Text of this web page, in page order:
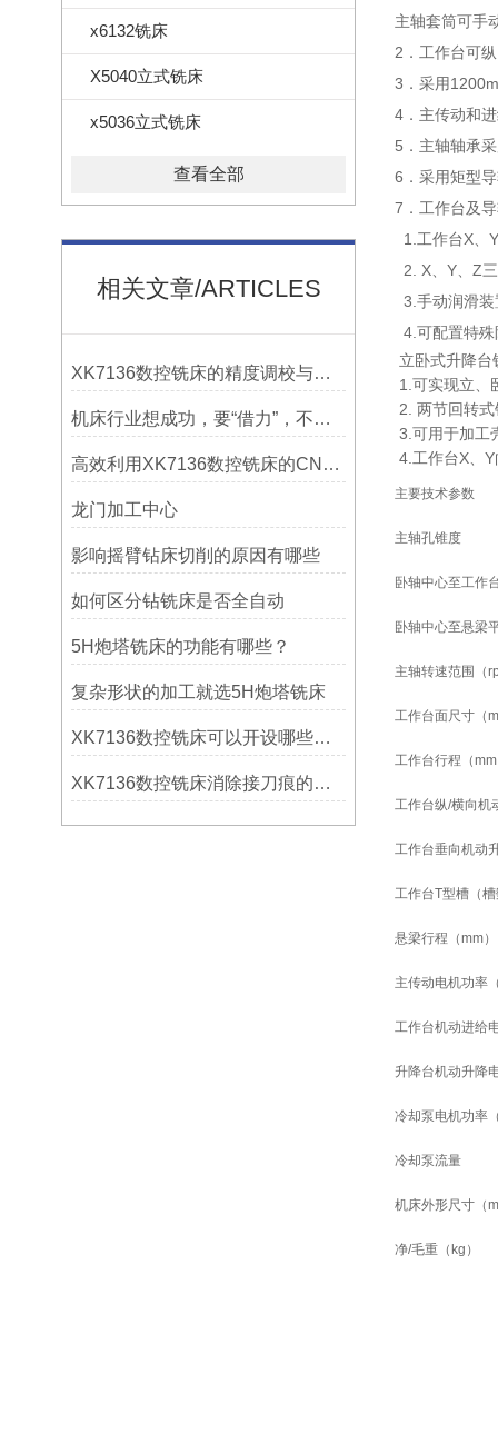
x6132铣床
X5040立式铣床
x5036立式铣床
查看全部
相关文章/ARTICLES
XK7136数控铣床的精度调校与性能优化
机床行业想成功，要“借力”，不要“尽力”！
高效利用XK7136数控铣床的CNC系统？
龙门加工中心
影响摇臂钻床切削的原因有哪些
如何区分钻铣床是否全自动
5H炮塔铣床的功能有哪些？
复杂形状的加工就选5H炮塔铣床
XK7136数控铣床可以开设哪些考核项目？
XK7136数控铣床消除接刀痕的操作
主轴套筒可
2．工作台可
3．采用
4．主传动和
5．主轴轴承
6．采用矩
7．工作台及
1.工作台X
2. X、Y、Z
3.手动润滑
4.可配置特
立卧式升
1.可实现立
2. 两节回转
3.可用于加
4.工作台X、
主要技术参数
主轴孔锥度
卧轴中心至工作
卧轴中心至悬梁
主轴转速范围（
工作台面尺寸（
工作台行程（mm
工作台纵/横向机
工作台垂向机动
工作台T型槽（
悬梁行程（mm）
主传动电机功率
工作台机动进给
升降台机动升降
冷却泵电机功率
冷却泵流量
机床外形尺寸（
净/毛重（ kg ）